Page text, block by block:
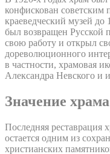
конфискован советским
краеведческий музей
был возвращен Русской
свою работу и открыл
дореволюционного
в частности, храмовая
Александра Невского и
Значение храма
Последняя реставрация
остается одним из
христианских